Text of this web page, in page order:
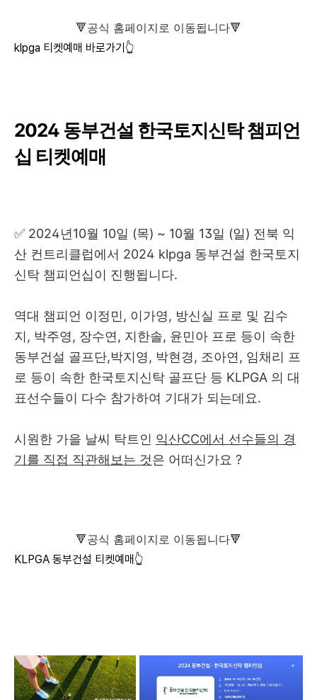
🔻공식 홈페이지로 이동됩니다🔻
klpga 티켓예매 바로가기👆
2024 동부건설 한국토지신탁 챔피언
십 티켓예매
✅ 2024년10월 10일 (목) ~ 10월 13일 (일) 전북 익
산 컨트리클럽에서 2024 klpga 동부건설 한국토지
신탁 챔피언십이 진행됩니다.
역대 챔피언 이정민, 이가영, 방신실 프로 및 김수
지, 박주영, 장수연, 지한솔, 윤민아 프로 등이 속한
동부건설 골프단,박지영, 박현경, 조아연, 임채리 프
로 등이 속한 한국토지신탁 골프단 등 KLPGA 의 대
표선수들이 다수 참가하여 기대가 되는데요.
시원한 가을 날씨 탁트인 익산CC에서 선수들의 경
기를 직접 직관해보는 것은 어떠신가요 ?
🔻공식 홈페이지로 이동됩니다🔻
KLPGA 동부건설 티켓예매👆